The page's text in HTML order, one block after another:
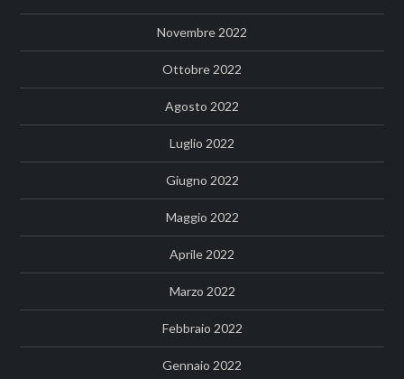
Novembre 2022
Ottobre 2022
Agosto 2022
Luglio 2022
Giugno 2022
Maggio 2022
Aprile 2022
Marzo 2022
Febbraio 2022
Gennaio 2022